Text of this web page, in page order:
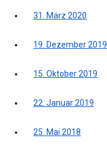
31. März 2020
19. Dezember 2019
15. Oktober 2019
22. Januar 2019
25. Mai 2018